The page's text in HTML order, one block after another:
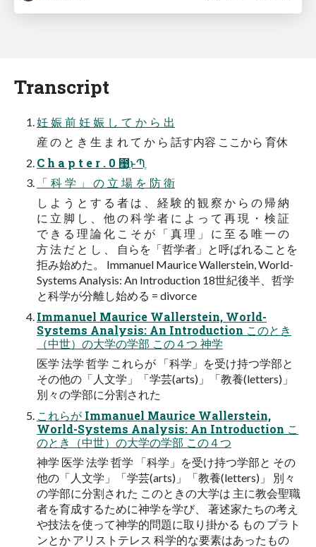
Transcript
妊 娠 前 妊 娠 し て か ら 出
産 の と き 生 ま れ て か ら 話す内容 ここから 育休
C h a p t e r . 0 ఩ֶͱՊֶ
「 科 学 」 の ⽴ 場 を 防 衛
し よ う と す る 者 は 、 経 験 的 観 察 か ら の 帰 納
に ⽴ 脚 し 、 他 の 科 学 者 に よ っ て 再 現 ・ 検 証
で き る 理 論 化 こ そ が 「 真 理 」 に ⾄ る 唯 ⼀ の
⽅ 法 だ と し 、 ⾃らを「哲学者」と呼ばれることを
拒み始めた。 Immanuel Maurice Wallerstein, World-
Systems Analysis: An Introduction 18世紀後半、哲学
と科学が分離し始める = divorce
Immanuel Maurice Wallerstein, World-
Systems Analysis: An Introduction このとき
（中世）の⼤学の学部 この４つ 神学
医学 法学 哲学 これらが 「科学」を受け持つ学部と
その他の「⼈⽂学」「学芸(arts)」「教養(letters)」
別々の学部に分割された
これらが Immanuel Maurice Wallerstein,
World-Systems Analysis: An Introduction こ
のとき（中世）の⼤学の学部 この４つ
神学 医学 法学 哲学 「科学」を受け持つ学部と その
他の「⼈⽂学」「学芸(arts)」「教養(letters)」 別々
の学部に分割された このときの⼤学は 主に教会聖職
者を育成するために神学を学び、 著述家たちの考え
や技法を使って神学的問題に取り掛かる もの プラト
ンとか アリストテレス 科学的な要素はあったもの